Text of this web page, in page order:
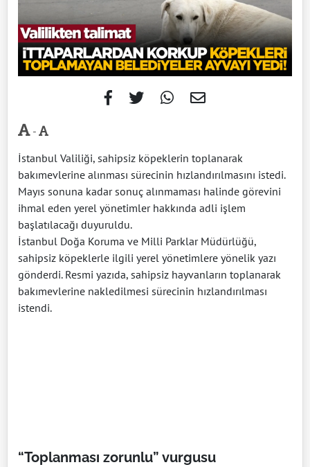
-
İstanbul Valiliği, sahipsiz köpeklerin toplanarak
bakımevlerine alınması sürecinin hızlandırılmasını istedi.
Mayıs sonuna kadar sonuç alınmaması halinde görevini
ihmal eden yerel yönetimler hakkında adli işlem
başlatılacağı duyuruldu.
İstanbul Doğa Koruma ve Milli Parklar Müdürlüğü,
sahipsiz köpeklerle ilgili yerel yönetimlere yönelik yazı
gönderdi. Resmi yazıda, sahipsiz hayvanların toplanarak
bakımevlerine nakledilmesi sürecinin hızlandırılması
istendi.
“Toplanması zorunlu” vurgusu